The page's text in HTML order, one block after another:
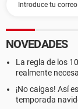
NOVEDADES
La regla de los
realmente
¡No caigas! Así
temporada